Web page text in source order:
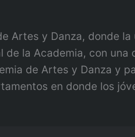
Artes y Danza, donde
la Academia, con
de Artes y Danza y
en donde los